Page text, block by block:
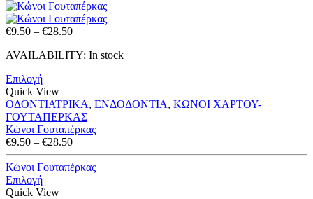
€9.50 – €28.50Price
€9.50
AVAILABILITY: In stock
Επιλογή
Quick View
ΟΔΟΝΤΙΑΤΡΙΚΑ, ΕΝΔΟΔΟΝΤΙΑ, ΚΩΝΟΙ ΧΑΡΤΟΥ-
ΓΟΥΤΑΠΕΡΚΑΣ
Κώνοι Γουταπέρκας
€9.50 – €28.50Price
range:
€9.50
Κώνοι Γουταπέρκας
Επιλογή
Quick View